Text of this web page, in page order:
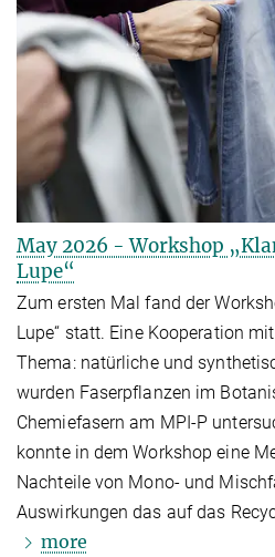
May 2026 - Workshop
Lupe“
Zum ersten Mal fand der
Lupe“ statt. Eine Kooperation
Thema: natürliche und
wurden Faserpflanzen im
Chemiefasern am MPI-P
konnte in dem Workshop eine
Nachteile von Mono- und
Auswirkungen das auf das
more